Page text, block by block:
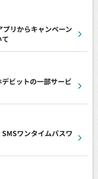
リからキャンペーン
デビットの一部サービ
SMSワンタイムパスワ